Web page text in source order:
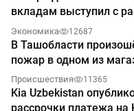
вкладам выступил с
Экономика 12687
В Ташобласти
пожар в одном из
Происшествия 11365
Kia Uzbekistan
рассрочки платежа на